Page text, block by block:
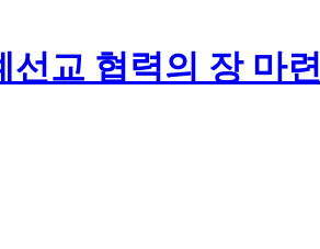
교 협력의 장 마련